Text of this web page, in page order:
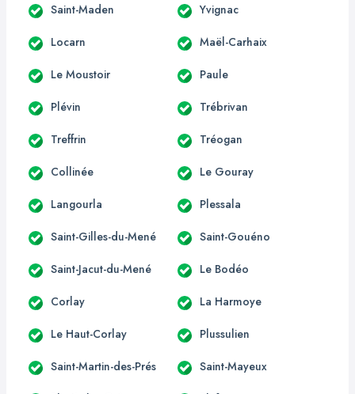
Saint-Maden Yvignac
Locarn Maël-Carhaix
Le Moustoir Paule
Plévin Trébrivan
Treffrin Tréogan
Collinée Le Gouray
Langourla Plessala
Saint-Gilles-du-Mené Saint-Gouéno
Saint-Jacut-du-Mené Le Bodéo
Corlay La Harmoye
Le Haut-Corlay Plussulien
Saint-Martin-des-Prés Saint-Mayeux